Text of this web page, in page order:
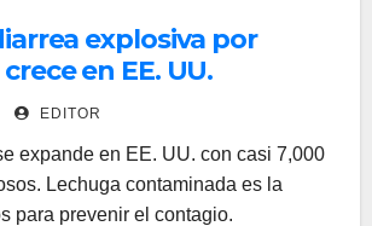
explosiva por
en EE. UU.
EDITOR
expande en EE. UU. con casi 7,000
Lechuga contaminada es la
para prevenir el contagio.